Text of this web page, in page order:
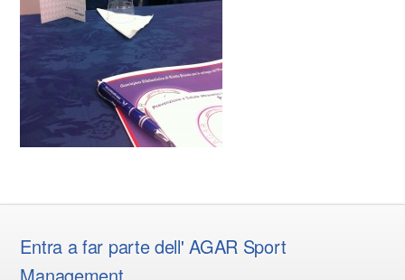
Entra a far parte dell' AGAR Sport